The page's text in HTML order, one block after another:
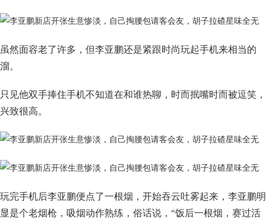
虽然面容老了许多，但李亚鹏还是紧跟时尚玩起手机来相当的
溜。
只见他双手捧住手机不知道在和谁热聊，时而抿嘴时而被逗笑，
兴致很高。
玩完手机后李亚鹏便点了一根烟，开始吞云吐雾起来，李亚鹏明
显是个老烟枪，吸烟动作熟练，俗话说，“饭后一根烟，赛过活